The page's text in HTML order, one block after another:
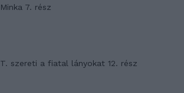
Minka 7. rész
T. szereti a fiatal lányokat 12. rész